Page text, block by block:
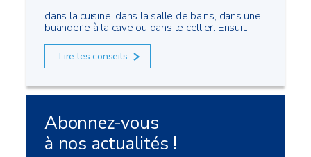
dans la cuisine, dans la salle de bains, dans une
buanderie à la cave ou dans le cellier. Ensuit...
Lire les conseils
Abonnez-vous
à nos actualités !